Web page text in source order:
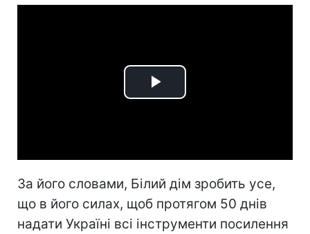
Play
За його словами, Білий дім зробить усе,
що в його силах, щоб протягом 50 днів
надати Україні всі інструменти посилення